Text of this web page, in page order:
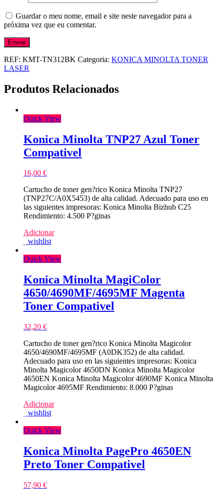
Guardar o meu nome, email e site neste navegador para a
próxima vez que eu comentar.
REF: KMT-TN312BK Categoria: KONICA MINOLTA TONER
LASER
Produtos Relacionados
Quick View
Konica Minolta TNP27 Azul Toner
Compativel
16,00 €
Cartucho de toner gen?rico Konica Minolta TNP27
(TNP27C/A0X5453) de alta calidad. Adecuado para uso en
las siguientes impresoras: Konica Minolta Bizhub C25
Rendimiento: 4.500 P?ginas
Adicionar
wishlist
Quick View
Konica Minolta MagiColor
4650/4690MF/4695MF Magenta
Toner Compativel
32,20 €
Cartucho de toner gen?rico Konica Minolta Magicolor
4650/4690MF/4695MF (A0DK352) de alta calidad.
Adecuado para uso en las siguientes impresoras: Konica
Minolta Magicolor 4650DN Konica Minolta Magicolor
4650EN Konica Minolta Magicolor 4690MF Konica Minolta
Magicolor 4695MF Rendimiento: 8.000 P?ginas
Adicionar
wishlist
Quick View
Konica Minolta PagePro 4650EN
Preto Toner Compativel
57,90 €